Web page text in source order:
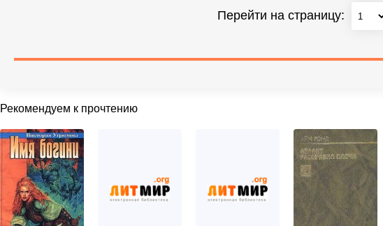
Перейти на страницу:
Рекомендуем к прочтению